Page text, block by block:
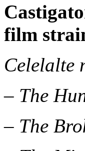
film
Celelalte
– The
– The